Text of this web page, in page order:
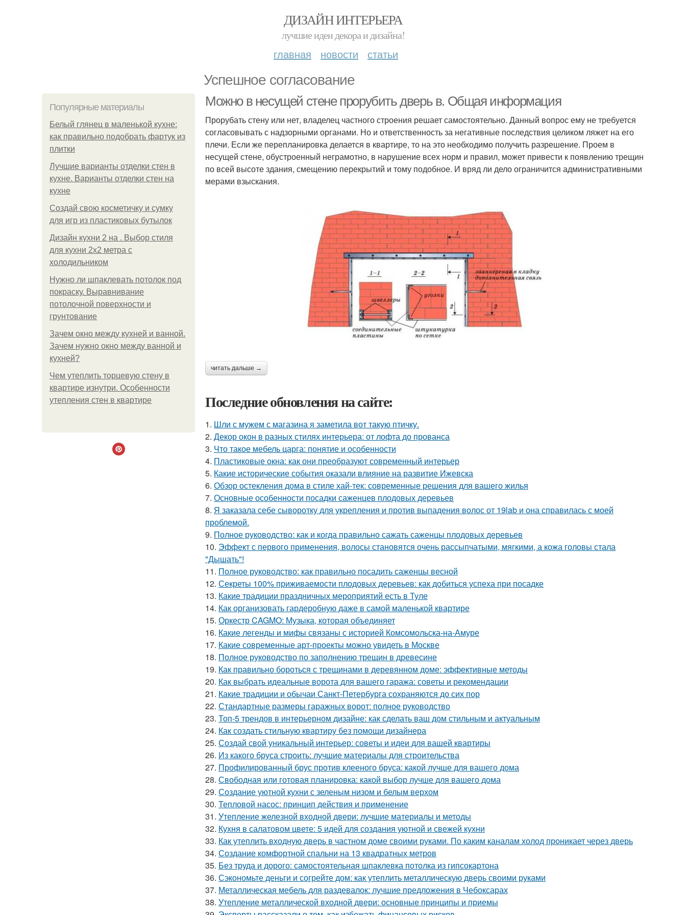
ДИЗАЙН ИНТЕРЬЕРА
лучшие идеи декора и дизайна!
главная новости статьи
Успешное согласование
Популярные материалы
Белый глянец в маленькой кухне:
как правильно подобрать фартук из
плитки
Лучшие варианты отделки стен в
кухне. Варианты отделки стен на
кухне
Создай свою косметичку и сумку
для игр из пластиковых бутылок
Дизайн кухни 2 на . Выбор стиля
для кухни 2х2 метра с
холодильником
Нужно ли шпаклевать потолок под
покраску. Выравнивание
потолочной поверхности и
грунтование
Зачем окно между кухней и ванной.
Зачем нужно окно между ванной и
кухней?
Чем утеплить торцевую стену в
квартире изнутри. Особенности
утепления стен в квартире
Можно в несущей стене прорубить дверь в. Общая информация
Прорубать стену или нет, владелец частного строения решает самостоятельно. Данный вопрос ему не требуется
согласовывать с надзорными органами. Но и ответственность за негативные последствия целиком ляжет на его
плечи. Если же перепланировка делается в квартире, то на это необходимо получить разрешение. Проем в
несущей стене, обустроенный неграмотно, в нарушение всех норм и правил, может привести к появлению трещин
по всей высоте здания, смещению перекрытий и тому подобное. И вряд ли дело ограничится административными
мерами взыскания.
читать дальше →
Последние обновления на сайте:
1. Шли с мужем с магазина я заметила вот такую птичку.
2. Декор окон в разных стилях интерьера: от лофта до прованса
3. Что такое мебель царга: понятие и особенности
4. Пластиковые окна: как они преобразуют современный интерьер
5. Какие исторические события оказали влияние на развитие Ижевска
6. Обзор остекления дома в стиле хай-тек: современные решения для вашего жилья
7. Основные особенности посадки саженцев плодовых деревьев
8. Я заказала себе сыворотку для укрепления и против выпадения волос от 19lab и она справилась с моей
проблемой.
9. Полное руководство: как и когда правильно сажать саженцы плодовых деревьев
10. Эффект с первого применения, волосы становятся очень рассыпчатыми, мягкими, а кожа головы стала
"Дышать"!
11. Полное руководство: как правильно посадить саженцы весной
12. Секреты 100% приживаемости плодовых деревьев: как добиться успеха при посадке
13. Какие традиции праздничных мероприятий есть в Туле
14. Как организовать гардеробную даже в самой маленькой квартире
15. Оркестр CAGMO: Музыка, которая объединяет
16. Какие легенды и мифы связаны с историей Комсомольска-на-Амуре
17. Какие современные арт-проекты можно увидеть в Москве
18. Полное руководство по заполнению трещин в древесине
19. Как правильно бороться с трещинами в деревянном доме: эффективные методы
20. Как выбрать идеальные ворота для вашего гаража: советы и рекомендации
21. Какие традиции и обычаи Санкт-Петербурга сохраняются до сих пор
22. Стандартные размеры гаражных ворот: полное руководство
23. Топ-5 трендов в интерьерном дизайне: как сделать ваш дом стильным и актуальным
24. Как создать стильную квартиру без помощи дизайнера
25. Создай свой уникальный интерьер: советы и идеи для вашей квартиры
26. Из какого бруса строить: лучшие материалы для строительства
27. Профилированный брус против клееного бруса: какой лучше для вашего дома
28. Свободная или готовая планировка: какой выбор лучше для вашего дома
29. Создание уютной кухни с зеленым низом и белым верхом
30. Тепловой насос: принцип действия и применение
31. Утепление железной входной двери: лучшие материалы и методы
32. Кухня в салатовом цвете: 5 идей для создания уютной и свежей кухни
33. Как утеплить входную дверь в частном доме своими руками. По каким каналам холод проникает через дверь
34. Создание комфортной спальни на 13 квадратных метров
35. Без труда и дорого: самостоятельная шпаклевка потолка из гипсокартона
36. Сэкономьте деньги и согрейте дом: как утеплить металлическую дверь своими руками
37. Металлическая мебель для раздевалок: лучшие предложения в Чебоксарах
38. Утепление металлической входной двери: основные принципы и приемы